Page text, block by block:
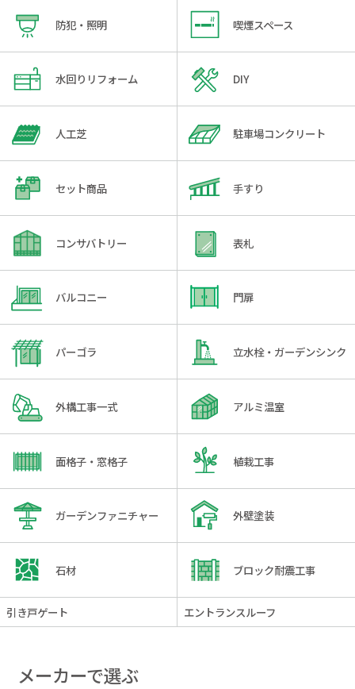
防犯・照明 喫煙スペース
水回りリフォーム DIY
人工芝 駐車場コンクリート
セット商品 手すり
コンサバトリー 表札
バルコニー 門扉
パーゴラ 立水栓・ガーデンシンク
外構工事一式 アルミ温室
面格子・窓格子 植栽工事
ガーデンファニチャー 外壁塗装
石材 ブロック耐震工事
引き戸ゲート エントランスルーフ
メーカーで選ぶ